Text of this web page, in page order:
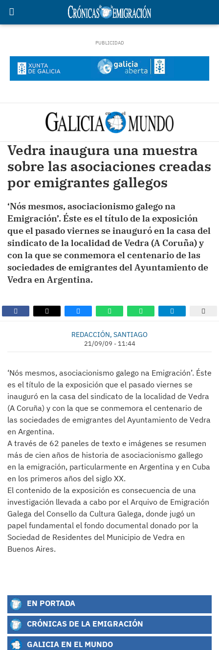
Vedra inaugura una muestra
sobre las asociaciones creadas
por emigrantes gallegos
‘Nós mesmos, asociacionismo galego na
Emigración’. Éste es el título de la exposición
que el pasado viernes se inauguró en la casa del
sindicato de la localidad de Vedra (A Coruña) y
con la que se conmemora el centenario de las
sociedades de emigrantes del Ayuntamiento de
Vedra en Argentina.
REDACCIÓN, SANTIAGO
21/09/09 - 11:44
‘Nós mesmos, asociacionismo galego na Emigración’. Éste
es el título de la exposición que el pasado viernes se
inauguró en la casa del sindicato de la localidad de Vedra
(A Coruña) y con la que se conmemora el centenario de
las sociedades de emigrantes del Ayuntamiento de Vedra
en Argentina.
A través de 62 paneles de texto e imágenes se resumen
más de cien años de historia de asociacionismo gallego
en la emigración, particularmente en Argentina y en Cuba
en los primeros años del siglo XX.
El contenido de la exposición es consecuencia de una
investigación llevada a cabo por el Arquivo de Emigración
Galega del Consello da Cultura Galega, donde jugó un
papel fundamental el fondo documental donado por la
Sociedad de Residentes del Municipio de Vedra en
Buenos Aires.
EN PORTADA
CRÓNICAS DE LA EMIGRACIÓN
GALICIA EN EL MUNDO